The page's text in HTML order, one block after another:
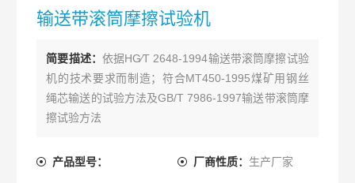
输送带滚筒摩擦试验机
简要描述： 依据HG∕T 2648-1994输送带滚筒摩擦试验
机的技术要求而制造；符合MT450-1995煤矿用钢丝
绳芯输送的试验方法及GB/T 7986-1997输送带滚筒摩
擦试验方法
产品型号： 厂商性质： 生产厂家